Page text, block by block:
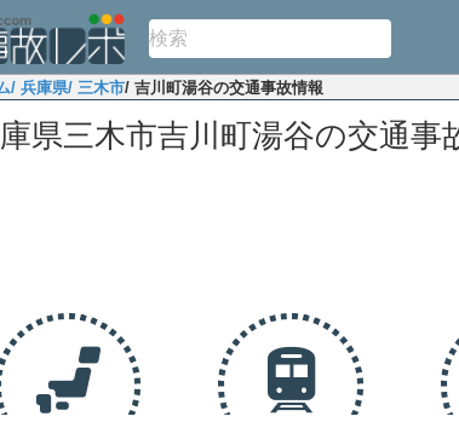
/ 兵庫県/ 三木市/ 吉川町湯谷の交通事故情報
県三木市吉川町湯谷の交通事